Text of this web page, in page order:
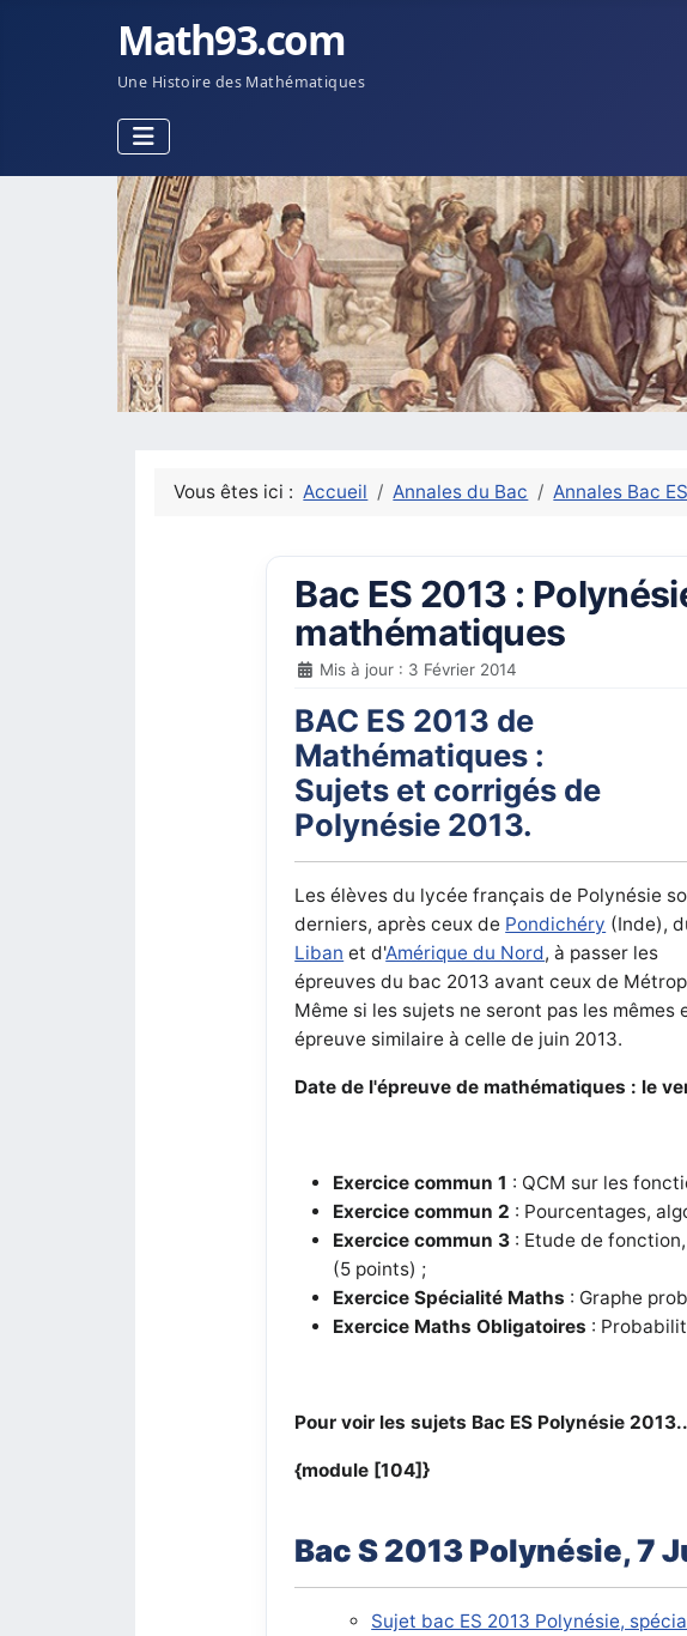
Math93.com
Une Histoire des Mathématiques
Vous êtes ici :Accueil Annales du Bac Annales Bac
Bac ES 2013 :
mathématiques
Mis à jour : 3 Février 2014
BAC ES 2013 de
Mathématiques :
Sujets et corrigés de
Polynésie 2013.
Les élèves du lycée français de Polynésie
derniers, après ceux de Pondichéry (Inde),
Liban et d'Amérique du Nord, à passer les
épreuves du bac 2013 avant ceux de
Même si les sujets ne seront pas les
épreuve similaire à celle de juin 2013.
Date de l'épreuve de mathématiques : le
Exercice commun 1 : QCM sur les
Exercice commun 2 : Pourcentages,
Exercice commun 3 : Etude de
(5 points) ;
Exercice Spécialité Maths : Graphe
Exercice Maths Obligatoires :
Pour voir les sujets Bac ES Polynésie
{module [104]}
Bac S 2013 Polynésie, 7
Sujet bac ES 2013 Polynésie,